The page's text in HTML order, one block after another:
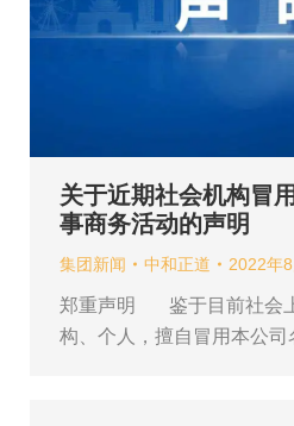
关于近期社会机构冒
事商务活动的声明
集团新闻 中和正道 2022年
郑重声明 鉴于目前社会
构、个人，擅自冒用本公